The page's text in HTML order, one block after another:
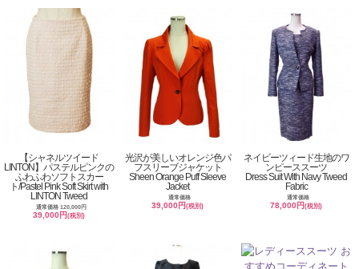
【シャネルツイード
LINTON】パステルピンクの
ふわふわソフトスカー
ト/Pastel Pink Soft Skirt with
LINTON Tweed
通常価格 120,000円
39,000円(税別)
光沢が美しいオレンジ色パ
フスリーブジャケット
Sheen Orange Puff Sleeve
Jacket
通常価格
39,000円(税別)
ネイビーツィード生地のワ
ンピーススーツ
Dress Suit With Navy Tweed
Fabric
通常価格
78,000円(税別)